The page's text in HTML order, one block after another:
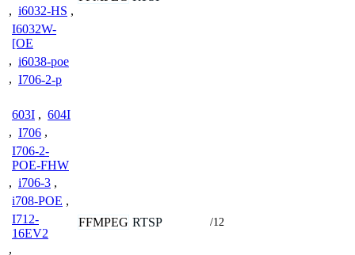
, i6032-HS ,
I6032W-
[OE
, i6038-poe
, I706-2-p
603I , 604I
, I706 ,
I706-2-
POE-FHW
, i706-3 ,
i708-POE ,
I712-
16EV2
,
FFMPEG RTSP /12